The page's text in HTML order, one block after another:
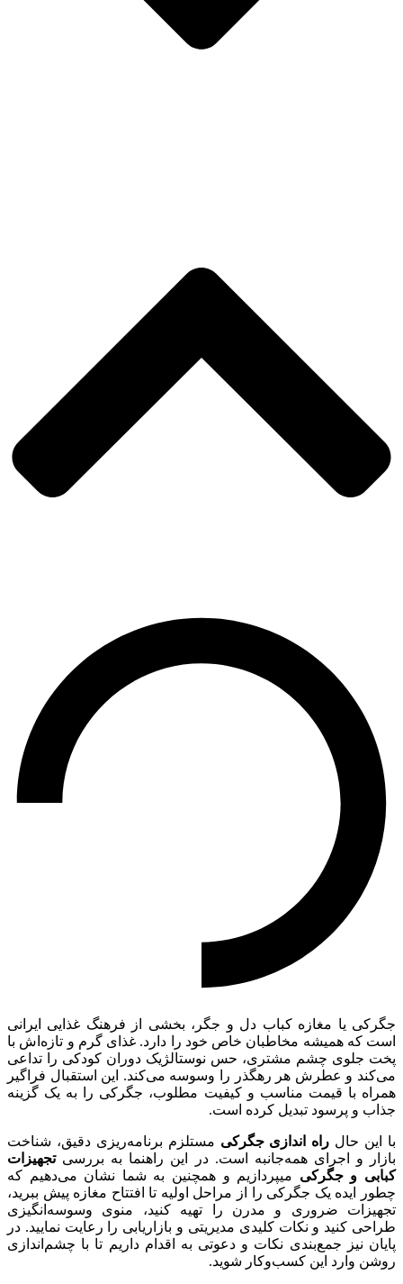
جگرکی یا مغازه کباب دل و جگر، بخشی از فرهنگ غذایی ایرانی
است که همیشه مخاطبان خاص خود را دارد. غذای گرم و تازه‌اش با
پخت جلوی چشم مشتری، حس نوستالژیک دوران کودکی را تداعی
می‌کند و عطرش هر رهگذر را وسوسه می‌کند. این استقبال فراگیر
همراه با قیمت مناسب و کیفیت مطلوب، جگرکی را به یک گزینه
جذاب و پرسود تبدیل کرده است.
با این حال راه اندازی جگرکی مستلزم برنامه‌ریزی دقیق، شناخت
بازار و اجرای همه‌جانبه است. در این راهنما به بررسیتجهیزات
کبابی و جگرکی میپردازیم و همچنین به شما نشان می‌دهیم که
چطور ایده یک جگرکی را از مراحل اولیه تا افتتاح مغازه پیش ببرید،
تجهیزات ضروری و مدرن را تهیه کنید، منوی وسوسه‌انگیزی
طراحی کنید و نکات کلیدی مدیریتی و بازاریابی را رعایت نمایید. در
پایان نیز جمع‌بندی نکات و دعوتی به اقدام داریم تا با چشم‌اندازی
روشن وارد این کسب‌وکار شوید.